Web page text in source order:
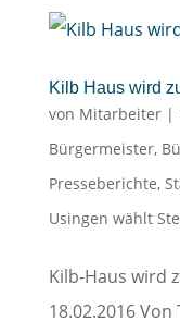
Kilb Haus wird
von Mitarbeiter|
Bürgermeister,
Presseberichte,
Usingen wählt
Kilb-Haus wird
18.02.2016 Von